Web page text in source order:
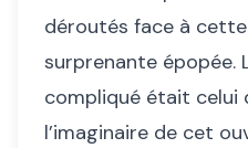
déroutés face à
surprenante épopée.
compliqué était celui
l’imaginaire de cet